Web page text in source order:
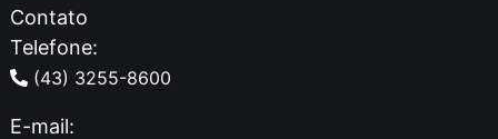
Contato
Telefone:
(43) 3255-8600
E-mail: